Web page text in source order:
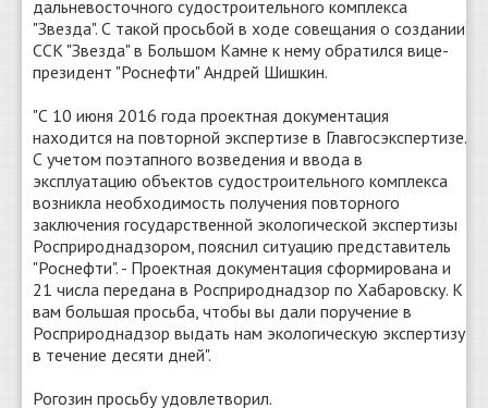
дальневосточного судостроительного комплекса
"Звезда". С такой просьбой в ходе совещания о создании
ССК "Звезда" в Большом Камне к нему обратился вице-
президент "Роснефти" Андрей Шишкин.
"С 10 июня 2016 года проектная документация
находится на повторной экспертизе в Главгосэкспертизе.
С учетом поэтапного возведения и ввода в
эксплуатацию объектов судостроительного комплекса
возникла необходимость получения повторного
заключения государственной экологической экспертизы
Росприроднадзором, пояснил ситуацию представитель
"Роснефти". - Проектная документация сформирована и
21 числа передана в Росприроднадзор по Хабаровску. К
вам большая просьба, чтобы вы дали поручение в
Росприроднадзор выдать нам экологическую экспертизу
в течение десяти дней".
Рогозин просьбу удовлетворил.